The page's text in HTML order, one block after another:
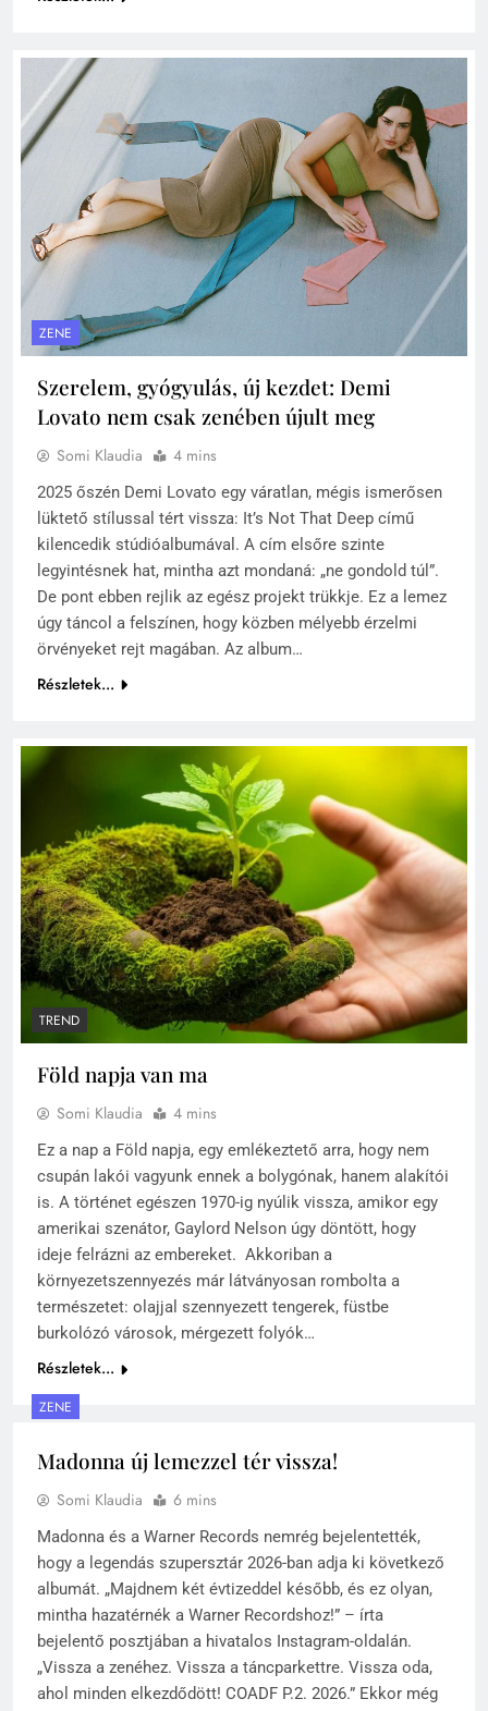
ZENE
Szerelem, gyógyulás, új kezdet: Demi
Lovato nem csak zenében újult meg
Somi Klaudia 4 mins
2025 őszén Demi Lovato egy váratlan, mégis ismerősen
lüktető stílussal tért vissza: It’s Not That Deep című
kilencedik stúdióalbumával. A cím elsőre szinte
legyintésnek hat, mintha azt mondaná: „ne gondold túl”.
De pont ebben rejlik az egész projekt trükkje. Ez a lemez
úgy táncol a felszínen, hogy közben mélyebb érzelmi
örvényeket rejt magában. Az album…
Részletek...
TREND
Föld napja van ma
Somi Klaudia 4 mins
Ez a nap a Föld napja, egy emlékeztető arra, hogy nem
csupán lakói vagyunk ennek a bolygónak, hanem alakítói
is. A történet egészen 1970-ig nyúlik vissza, amikor egy
amerikai szenátor, Gaylord Nelson úgy döntött, hogy
ideje felrázni az embereket. Akkoriban a
környezetszennyezés már látványosan rombolta a
természetet: olajjal szennyezett tengerek, füstbe
burkolózó városok, mérgezett folyók…
Részletek...
ZENE
Madonna új lemezzel tér vissza!
Somi Klaudia 6 mins
Madonna és a Warner Records nemrég bejelentették,
hogy a legendás szupersztár 2026-ban adja ki következő
albumát. „Majdnem két évtizeddel később, és ez olyan,
mintha hazatérnék a Warner Recordshoz!” – írta
bejelentő posztjában a hivatalos Instagram-oldalán.
„Vissza a zenéhez. Vissza a táncparkettre. Vissza oda,
ahol minden elkezdődött! COADF P.2. 2026.” Ekkor még